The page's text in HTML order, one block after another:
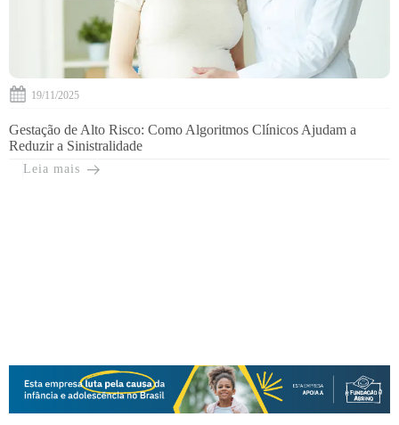
19/11/2025
Gestação de Alto Risco: Como Algoritmos Clínicos Ajudam a
Reduzir a Sinistralidade
Leia mais